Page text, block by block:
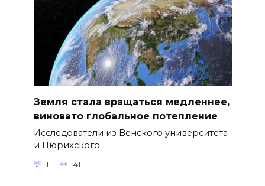
Земля стала вращаться медленнее,
виновато глобальное потепление
Исследователи из Венского университета
и Цюрихского
1 411